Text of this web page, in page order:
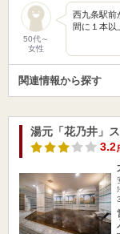
50代～
女性
西九条駅前
間に１本以
関連情報から探す
湯元「花乃井」
3.2